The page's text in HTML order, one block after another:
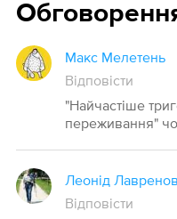
Макс Мелетень
Відповісти
"Найчастіше
переживання"
Леонід Лавренов
Відповісти